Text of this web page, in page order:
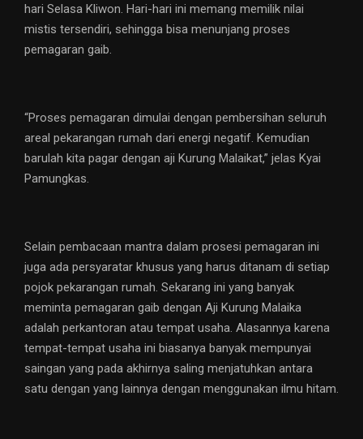
hari Selasa Kliwon. Hari-hari ini memang memilik nilai
mistis tersendiri, sehingga bisa menunjang proses
pemagaran gaib.
“Proses pemagaran dimulai dengan pembersihan seluruh
areal pekarangan rumah dari energi negatif. Kemudian
barulah kita pagar dengan aji Kurung Malaikat,” jelas Kyai
Pamungkas.
Selain pembacaan mantra dalam prosesi pemagaran ini
juga ada persyaratar khusus yang harus ditanam di setiap
pojok pekarangan rumah. Sekarang ini yang banyak
meminta pemagaran gaib dengan Aji Kurung Malaika
adalah perkantoran atau tempat usaha. Alasannya karena
tempat-tempat usaha ini biasanya banyak mempunyai
saingan yang pada akhirnya saling menjatuhkan antara
satu dengan yang lainnya dengan menggunakan ilmu hitam.